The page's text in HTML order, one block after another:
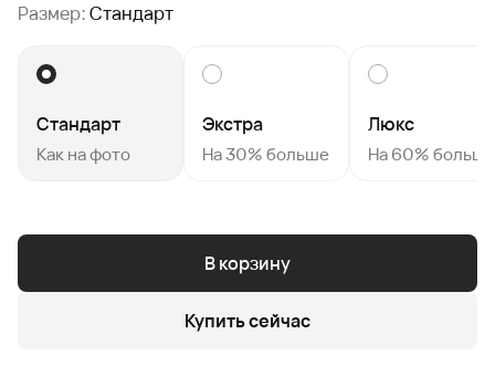
Размер:Стандарт
Стандарт
Как на фото
Экстра
На 30% больше
Люкс
На 60% больше
В корзину
Купить сейчас